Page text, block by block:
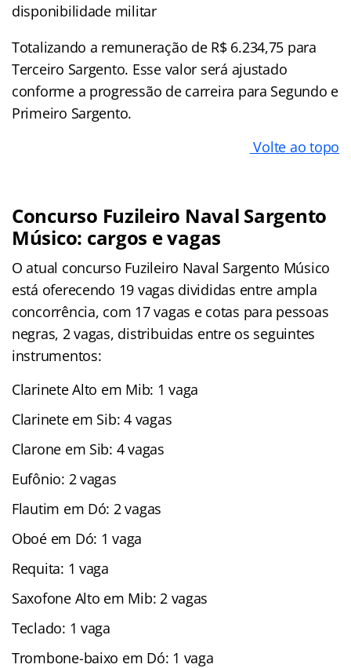
disponibilidade militar
Totalizando a remuneração de R$ 6.234,75 para
Terceiro Sargento. Esse valor será ajustado
conforme a progressão de carreira para Segundo e
Primeiro Sargento.
Volte ao topo
Concurso Fuzileiro Naval Sargento
Músico: cargos e vagas
O atual concurso Fuzileiro Naval Sargento Músico
está oferecendo 19 vagas divididas entre ampla
concorrência, com 17 vagas e cotas para pessoas
negras, 2 vagas, distribuidas entre os seguintes
instrumentos:
Clarinete Alto em Mib: 1 vaga
Clarinete em Sib: 4 vagas
Clarone em Sib: 4 vagas
Eufônio: 2 vagas
Flautim em Dó: 2 vagas
Oboé em Dó: 1 vaga
Requita: 1 vaga
Saxofone Alto em Mib: 2 vagas
Teclado: 1 vaga
Trombone-baixo em Dó: 1 vaga